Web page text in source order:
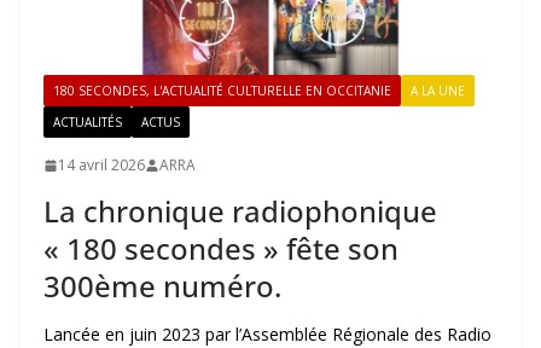
180 SECONDES, L'ACTUALITÉ CULTURELLE EN OCCITANIE
A LA UNE
ACTUALITÉS
ACTUS
14 avril 2026 ARRA
La chronique radiophonique
« 180 secondes » fête son
300ème numéro.
Lancée en juin 2023 par l’Assemblée Régionale des Radio